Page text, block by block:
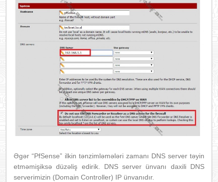
Əgər “PfSense” ilkin tənzimləmələri zamanı DNS server təyin
etməmişiksə düzəliş edirik. DNS server ünvanı daxili DNS
serverimizin (Domain Controller) IP ünvanıdır.